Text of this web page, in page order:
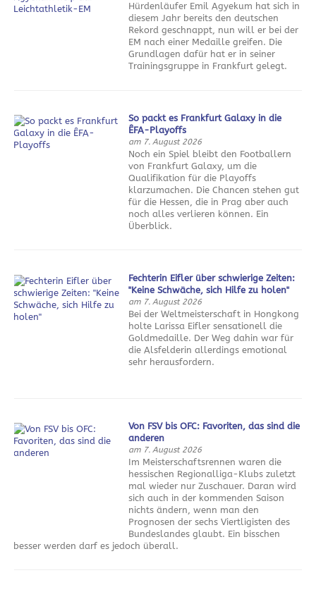
Hürdenläufer Emil Agyekum hat sich in
diesem Jahr bereits den deutschen
Rekord geschnappt, nun will er bei der
EM nach einer Medaille greifen. Die
Grundlagen dafür hat er in seiner
Trainingsgruppe in Frankfurt gelegt.
So packt es Frankfurt Galaxy in die
ÊFA-Playoffs
am 7. August 2026
Noch ein Spiel bleibt den Footballern
von Frankfurt Galaxy, um die
Qualifikation für die Playoffs
klarzumachen. Die Chancen stehen gut
für die Hessen, die in Prag aber auch
noch alles verlieren können. Ein
Überblick.
Fechterin Eifler über schwierige Zeiten:
"Keine Schwäche, sich Hilfe zu holen"
am 7. August 2026
Bei der Weltmeisterschaft in Hongkong
holte Larissa Eifler sensationell die
Goldmedaille. Der Weg dahin war für
die Alsfelderin allerdings emotional
sehr herausfordern.
Von FSV bis OFC: Favoriten, das sind die
anderen
am 7. August 2026
Im Meisterschaftsrennen waren die
hessischen Regionalliga-Klubs zuletzt
mal wieder nur Zuschauer. Daran wird
sich auch in der kommenden Saison
nichts ändern, wenn man den
Prognosen der sechs Viertligisten des
Bundeslandes glaubt. Ein bisschen
besser werden darf es jedoch überall.